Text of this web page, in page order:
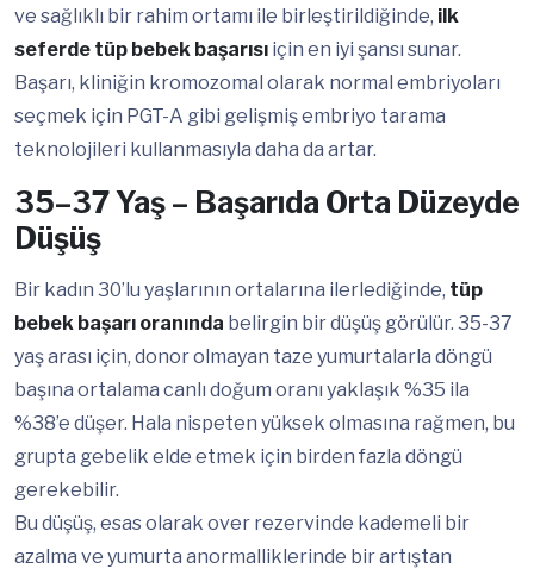
ve sağlıklı bir rahim ortamı ile birleştirildiğinde, ilk
seferde tüp bebek başarısı için en iyi şansı sunar.
Başarı, kliniğin kromozomal olarak normal embriyoları
seçmek için PGT-A gibi gelişmiş embriyo tarama
teknolojileri kullanmasıyla daha da artar.
35–37 Yaş – Başarıda Orta Düzeyde
Düşüş
Bir kadın 30’lu yaşlarının ortalarına ilerlediğinde, tüp
bebek başarı oranında belirgin bir düşüş görülür. 35-37
yaş arası için, donor olmayan taze yumurtalarla döngü
başına ortalama canlı doğum oranı yaklaşık %35 ila
%38’e düşer. Hala nispeten yüksek olmasına rağmen, bu
grupta gebelik elde etmek için birden fazla döngü
gerekebilir.
Bu düşüş, esas olarak over rezervinde kademeli bir
azalma ve yumurta anormalliklerinde bir artıştan